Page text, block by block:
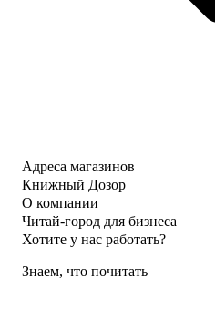
Адреса магазинов
Книжный Дозор
О компании
Читай-город для бизнеса
Хотите у нас работать?
Знаем, что почитать